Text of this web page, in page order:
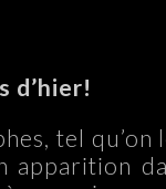
d’hier!
tel qu’on
apparition